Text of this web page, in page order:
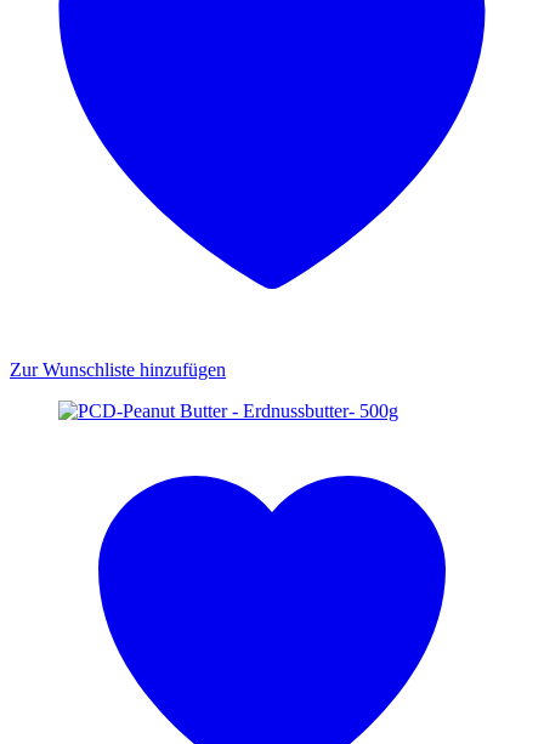
Zur Wunschliste hinzufügen